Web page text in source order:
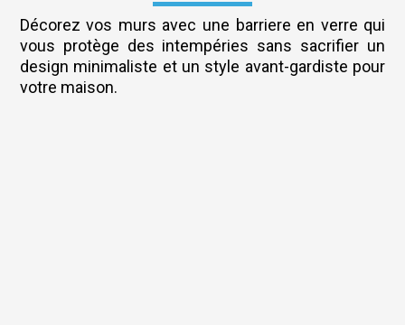
Décorez vos murs avec une barriere en verre qui
vous protège des intempéries sans sacrifier un
design minimaliste et un style avant-gardiste pour
votre maison.